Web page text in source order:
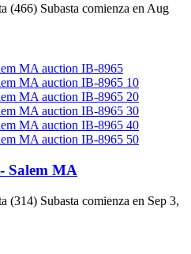
(466) Subasta comienza en Aug
Salem MA
(314) Subasta comienza en Sep 3,